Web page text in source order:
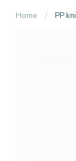
Home / PP